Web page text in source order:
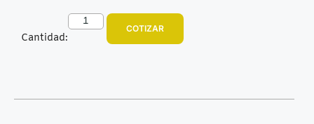
Cantidad:
COTIZAR